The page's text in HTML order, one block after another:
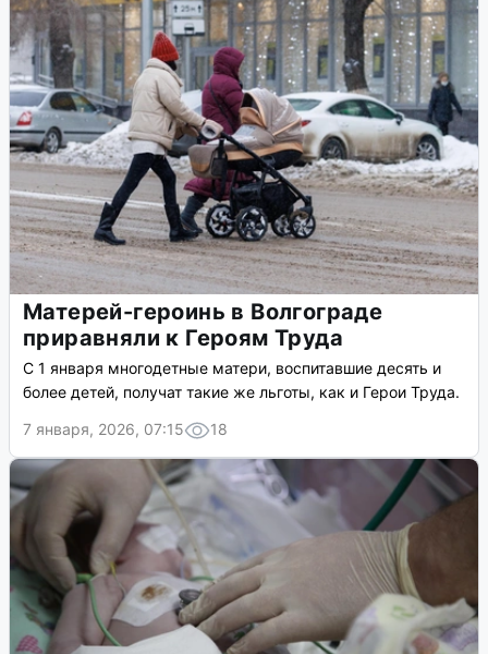
Матерей-героинь в Волгограде
приравняли к Героям Труда
С 1 января многодетные матери, воспитавшие десять и
более детей, получат такие же льготы, как и Герои Труда.
7 января, 2026, 07:15
18